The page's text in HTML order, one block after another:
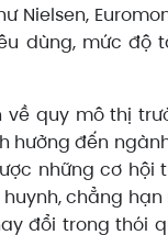
Nielsen,
dùng, mức độ
quy mô thị
hưởng đến
những cơ hội
chẳng hạn
đổi trong thói